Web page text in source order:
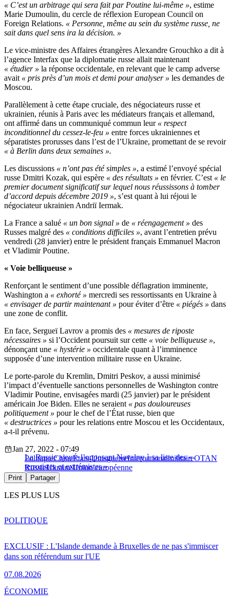
« C’est un arbitrage qui sera fait par Poutine lui-même », estime
Marie Dumoulin, du cercle de réflexion European Council on
Foreign Relations. « Personne, même au sein du système russe, ne
sait dans quel sens ira la décision. »
Le vice-ministre des Affaires étrangères Alexandre Grouchko a dit à
l’agence Interfax que la diplomatie russe allait maintenant
« étudier » la réponse occidentale, en relevant que le camp adverse
avait « pris près d’un mois et demi pour analyser » les demandes de
Moscou.
Parallèlement à cette étape cruciale, des négociateurs russe et
ukrainien, réunis à Paris avec les médiateurs français et allemand,
ont affirmé dans un communiqué commun leur « respect
inconditionnel du cessez-le-feu » entre forces ukrainiennes et
séparatistes prorusses dans l’est de l’Ukraine, promettant de se revoir
« à Berlin dans deux semaines ».
Les discussions « n’ont pas été simples », a estimé l’envoyé spécial
russe Dmitri Kozak, qui espère « des résultats » en février. C’est « le
premier document significatif sur lequel nous réussissons à tomber
d’accord depuis décembre 2019 », s’est quant à lui réjoui le
négociateur ukrainien Andriï Iermak.
La France a salué « un bon signal » de « réengagement » des
Russes malgré des « conditions difficiles », avant l’entretien prévu
vendredi (28 janvier) entre le président français Emmanuel Macron
et Vladimir Poutine.
« Voie belliqueuse »
Renforçant le sentiment d’une possible déflagration imminente,
Washington a « exhorté » mercredi ses ressortissants en Ukraine à
« envisager de partir maintenant » pour éviter d’être « piégés » dans
une zone de conflit.
En face, Sergueï Lavrov a promis des « mesures de riposte
nécessaires » si l’Occident poursuit sur cette « voie belliqueuse »,
dénonçant une « hystérie » occidentale quant à l’imminence
supposée d’une intervention militaire russe en Ukraine.
Le porte-parole du Kremlin, Dmitri Peskov, a aussi minimisé
l’impact d’éventuelle sanctions personnelles de Washington contre
Vladimir Poutine, envisagées mardi (25 janvier) par le président
américain Joe Biden. Elles ne seraient « pas douloureuses
politiquement » pour le chef de l’État russe, bien que
« destructrices » pour les relations entre Moscou et les Occidentaux,
a-t-il prévenu.
La Russie ajoute l’opposant Navalny à sa liste des «
terroristes et extrémistes »
Jan 27, 2022 - 07:49
PolitiqueChineÉtats-UnisguerreInternationalmilitaireOTAN
RussieUkraineUnion européenne
Print Partager
LES PLUS LUS
EXCLUSIF : L'Islande demande à Bruxelles de ne pas s'immiscer
dans son référendum sur l'UE
07.08.2026
POLITIQUE
ÉCONOMIE